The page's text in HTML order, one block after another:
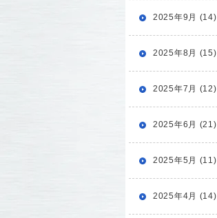
2025年9月 (14)
2025年8月 (15)
2025年7月 (12)
2025年6月 (21)
2025年5月 (11)
2025年4月 (14)